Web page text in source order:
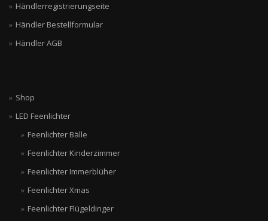
Händlerregistrierungseite
Händler Bestellformular
Händler AGB
Shop
LED Feenlichter
Feenlichter Bälle
Feenlichter Kinderzimmer
Feenlichter Immerblüher
Feenlichter Xmas
Feenlichter Flügeldinger